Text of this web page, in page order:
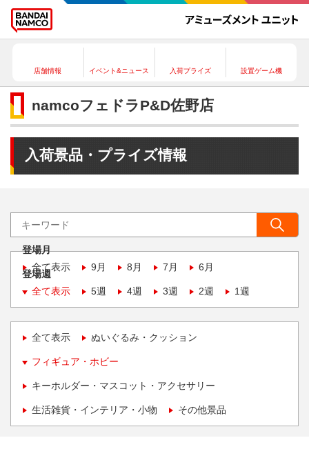
店舗情報 イベント&ニュース 入荷プライズ 設置ゲーム機
namcoフェドラP&D佐野店
入荷景品・プライズ情報
登場月
全て表示
9月 8月 7月 6月
登場週
全て表示
5週 4週 3週 2週 1週
全て表示 ぬいぐるみ・クッション
フィギュア・ホビー
キーホルダー・マスコット・アクセサリー
生活雑貨・インテリア・小物 その他景品